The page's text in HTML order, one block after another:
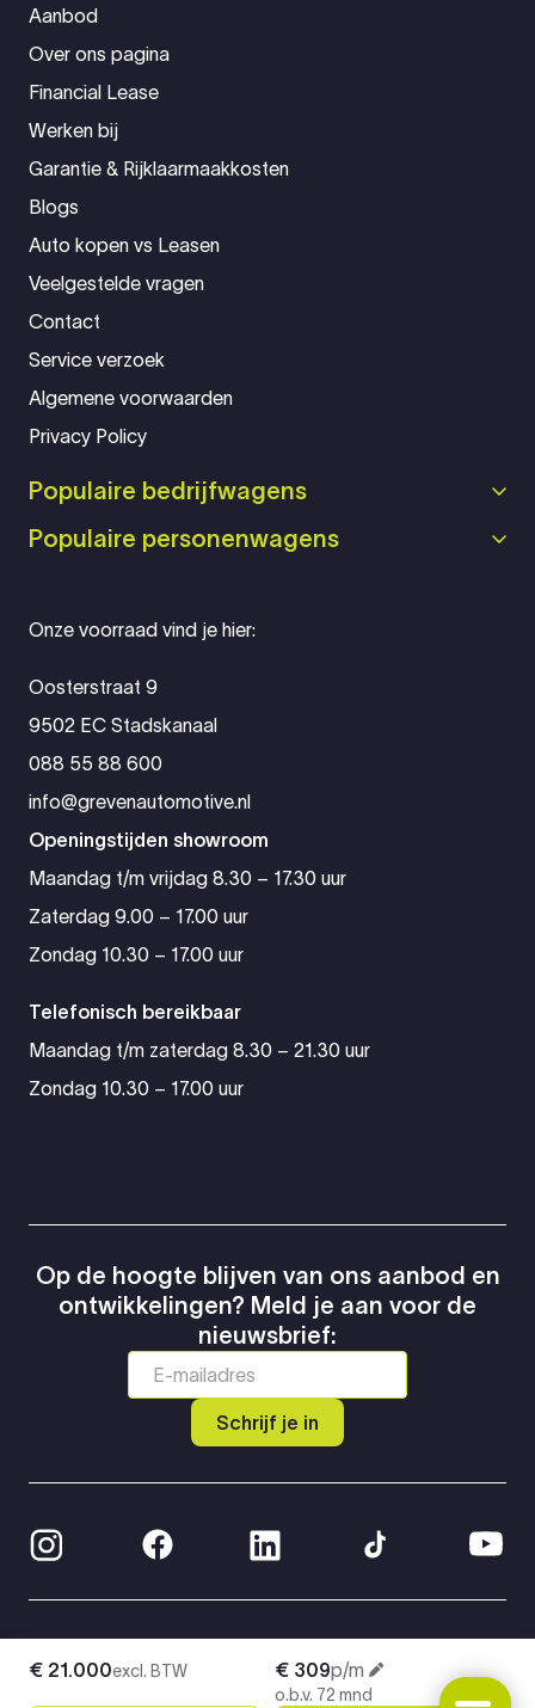
€ 309p/m
o.b.v. 72 mnd
€ 21.000excl. BTW
Onze voorraad vind je hier:
Oosterstraat 9
9502 EC Stadskanaal
088 55 88 600
info@grevenautomotive.nl
Openingstijden showroom
Maandag t/m vrijdag 8.30 – 17.30 uur
Zaterdag 9.00 – 17.00 uur
Zondag 10.30 – 17.00 uur
Telefonisch bereikbaar
Maandag t/m zaterdag 8.30 – 21.30 uur
Zondag 10.30 – 17.00 uur
Aanbod
Over ons pagina
Financial Lease
Werken bij
Garantie & Rijklaarmaakkosten
Blogs
Auto kopen vs Leasen
Veelgestelde vragen
Contact
Service verzoek
Algemene voorwaarden
Privacy Policy
Populaire bedrijfwagens
Populaire personenwagens
Op de hoogte blijven van ons aanbod en
ontwikkelingen? Meld je aan voor de
nieuwsbrief:
Schrijf je in